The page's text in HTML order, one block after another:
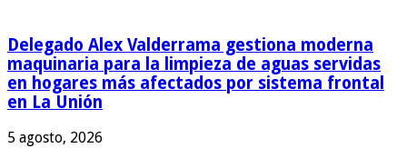
Delegado Alex Valderrama gestiona moderna
maquinaria para la limpieza de aguas servidas
en hogares más afectados por sistema frontal
en La Unión
5 agosto, 2026